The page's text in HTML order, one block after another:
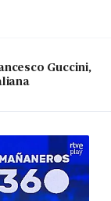
Guccini,